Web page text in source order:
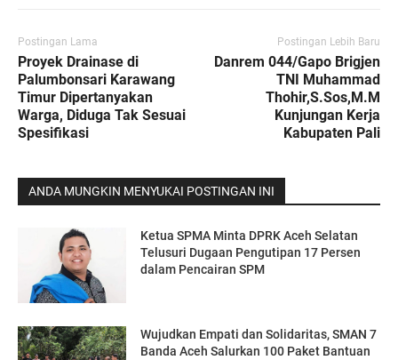
Postingan Lama
Proyek Drainase di
Palumbonsari Karawang
Timur Dipertanyakan
Warga, Diduga Tak Sesuai
Spesifikasi
Postingan Lebih Baru
Danrem 044/Gapo Brigjen
TNI Muhammad
Thohir,S.Sos,M.M
Kunjungan Kerja
Kabupaten Pali
ANDA MUNGKIN MENYUKAI POSTINGAN INI
Ketua SPMA Minta DPRK Aceh Selatan
Telusuri Dugaan Pengutipan 17 Persen
dalam Pencairan SPM
Wujudkan Empati dan Solidaritas, SMAN 7
Banda Aceh Salurkan 100 Paket Bantuan